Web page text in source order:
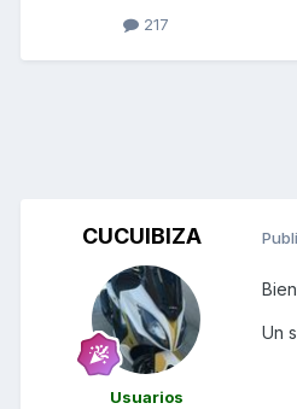
217
CUCUIBIZA
Usuarios
Un